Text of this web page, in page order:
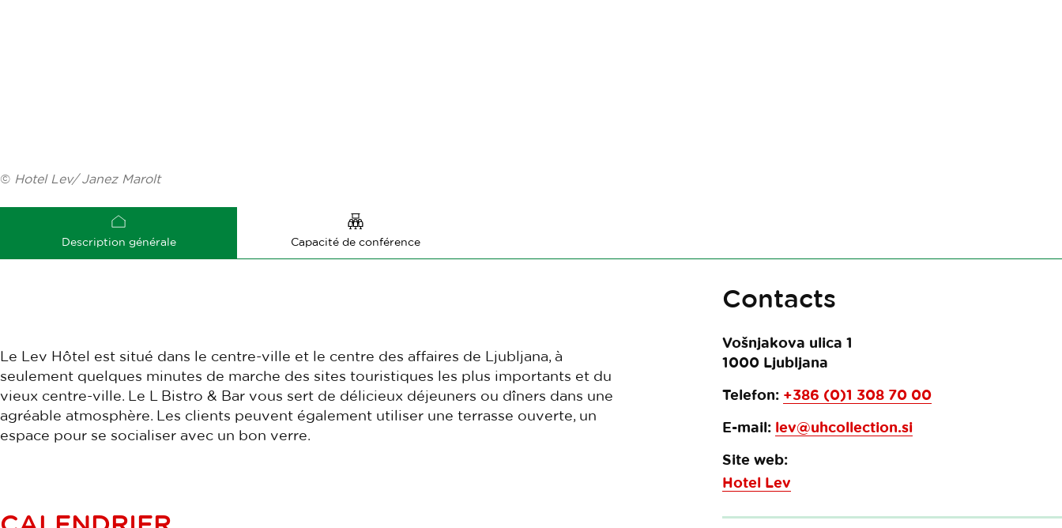
© Hotel Lev/ Janez Marolt
Description générale Capacité de conférence
Le Lev Hôtel est situé dans le centre-ville et le centre des affaires de Ljubljana, à
seulement quelques minutes de marche des sites touristiques les plus importants et du
vieux centre-ville. Le L Bistro & Bar vous sert de délicieux déjeuners ou dîners dans une
agréable atmosphère. Les clients peuvent également utiliser une terrasse ouverte, un
espace pour se socialiser avec un bon verre.
Contacts
Vošnjakova ulica 1
1000 Ljubljana
Telefon: +386 (0)1 308 70 00
E-mail: lev@uhcollection.si
Site web:
Hotel Lev